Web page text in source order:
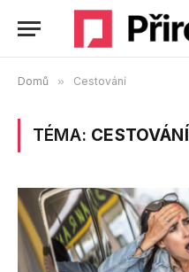
Domů » Cestování
TÉMA: CESTOVÁNÍ